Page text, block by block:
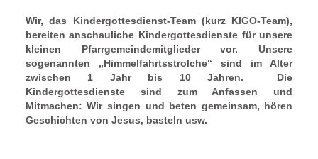
Wir, das Kindergottesdienst-Team (kurz KIGO-Team),
bereiten anschauliche Kindergottesdienste für unsere
kleinen Pfarrgemeindemitglieder vor. Unsere
sogenannten „Himmelfahrtsstrolche“ sind im Alter
zwischen 1 Jahr bis 10 Jahren. Die
Kindergottesdienste sind zum Anfassen und
Mitmachen: Wir singen und beten gemeinsam, hören
Geschichten von Jesus, basteln usw.